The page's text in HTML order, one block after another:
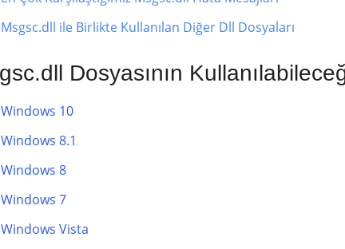
Msgsc.dll ile Birlikte Kullanılan Diğer Dll Dosyaları
Dosyasının
Windows 10
Windows 8.1
Windows 8
Windows 7
Windows Vista